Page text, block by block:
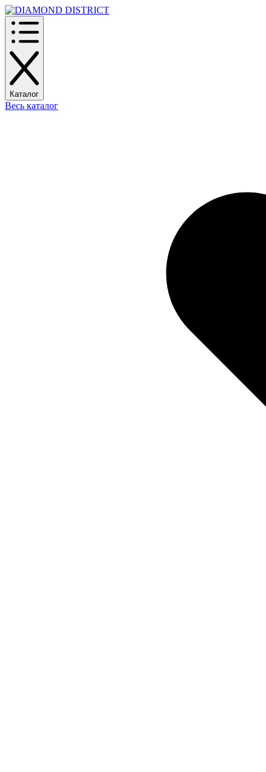
Каталог
Весь каталог